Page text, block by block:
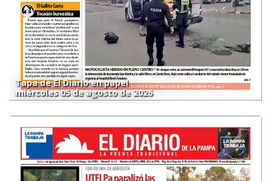
Tapa de El Diario en papel
miércoles 05 de agosto de 2026